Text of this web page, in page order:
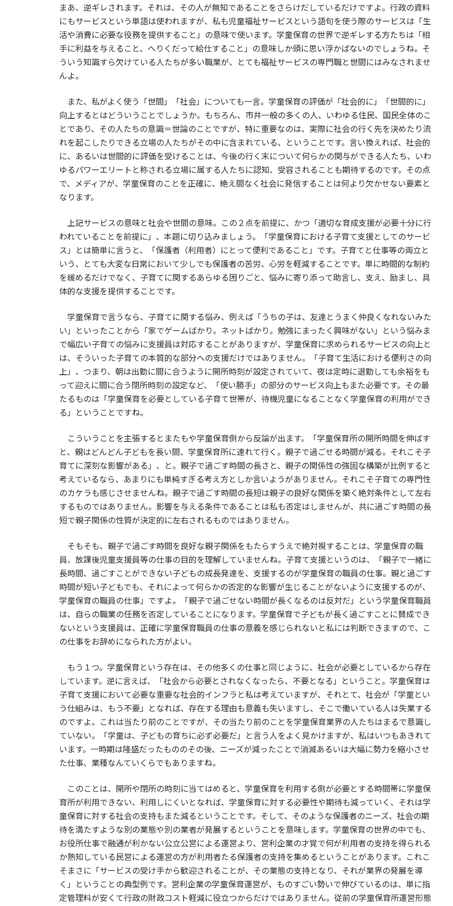
まあ、逆ギレされます。それは、その人が無知であることをさらけだしているだけですよ。行政の資料
にもサービスという単語は使われますが、私も児童福祉サービスという語句を使う際のサービスは「生
活や消費に必要な役務を提供すること」の意味で使います。学童保育の世界で逆ギレする方たちは「相
手に利益を与えること、へりくだって給仕すること」の意味しか頭に思い浮かばないのでしょうね。そ
ういう知識すら欠けている人たちが多い職業が、とても福祉サービスの専門職と世間にはみなされませ
んよ。
また、私がよく使う「世間」「社会」についても一言。学童保育の評価が「社会的に」「世間的に」
向上するとはどういうことでしょうか。もちろん、市井一般の多くの人、いわゆる住民、国民全体のこ
とであり、その人たちの意識＝世論のことですが、特に重要なのは、実際に社会の行く先を決めたり流
れを起こしたりできる立場の人たちがその中に含まれている、ということです。言い換えれば、社会的
に、あるいは世間的に評価を受けることは、今後の行く末について何らかの関与ができる人たち、いわ
ゆるパワーエリートと称される立場に属する人たちに認知、受容されることも期待するのです。その点
で、メディアが、学童保育のことを正確に、絶え間なく社会に発信することは何より欠かせない要素と
なります。
上記サービスの意味と社会や世間の意味。この２点を前提に、かつ「適切な育成支援が必要十分に行
われていることを前提に」、本題に切り込みましょう。「学童保育における子育て支援としてのサービ
ス」とは簡単に言うと、「保護者（利用者）にとって便利であること」です。子育てと仕事等の両立と
いう、とても大変な日常において少しでも保護者の苦労、心労を軽減することです。単に時間的な制約
を緩めるだけでなく、子育てに関するあらゆる困りごと、悩みに寄り添って助言し、支え、励まし、具
体的な支援を提供することです。
学童保育で言うなら、子育てに関する悩み、例えば「うちの子は、友達とうまく仲良くなれないみた
い」といったことから「家でゲームばかり。ネットばかり。勉強にまったく興味がない」という悩みま
で幅広い子育ての悩みに支援員は対応することがありますが、学童保育に求められるサービスの向上と
は、そういった子育ての本質的な部分への支援だけではありません。「子育て生活における便利さの向
上」、つまり、朝は出勤に間に合うように開所時刻が設定されていて、夜は定時に退勤しても余裕をも
って迎えに間に合う閉所時刻の設定など、「使い勝手」の部分のサービス向上もまた必要です。その最
たるものは「学童保育を必要としている子育て世帯が、待機児童になることなく学童保育の利用ができ
る」ということですね。
こういうことを主張するとまたもや学童保育側から反論が出ます。「学童保育所の開所時間を伸ばす
と、親はどんどん子どもを長い間、学童保育所に連れて行く。親子で過ごせる時間が減る。それこそ子
育てに深刻な影響がある」、と。親子で過ごす時間の長さと、親子の関係性の強固な構築が比例すると
考えているなら、あまりにも単純すぎる考え方としか言いようがありません。それこそ子育ての専門性
のカケラも感じさせませんね。親子で過ごす時間の長短は親子の良好な関係を築く絶対条件として左右
するものではありません。影響を与える条件であることは私も否定はしませんが、共に過ごす時間の長
短で親子関係の性質が決定的に左右されるものではありません。
そもそも、親子で過ごす時間を良好な親子関係をもたらすうえで絶対視することは、学童保育の職
員、放課後児童支援員等の仕事の目的を理解していませんね。子育て支援というのは、「親子で一緒に
長時間、過ごすことができない子どもの成長発達を、支援するのが学童保育の職員の仕事。親と過ごす
時間が短い子どもでも、それによって何らかの否定的な影響が生じることがないように支援するのが、
学童保育の職員の仕事」ですよ。「親子で過ごせない時間が長くなるのは反対だ」という学童保育職員
は、自らの職業の任務を否定していることになります。学童保育で子どもが長く過ごすことに賛成でき
ないという支援員は、正確に学童保育職員の仕事の意義を感じられないと私には判断できますので、こ
の仕事をお辞めになられた方がよい。
もう１つ。学童保育という存在は、その他多くの仕事と同じように、社会が必要としているから存在
しています。逆に言えば、「社会から必要とされなくなったら、不要となる」ということ。学童保育は
子育て支援において必要な重要な社会的インフラと私は考えていますが、それとて、社会が「学童とい
う仕組みは、もう不要」となれば、存在する理由も意義も失いますし、そこで働いている人は失業する
のですよ。これは当たり前のことですが、その当たり前のことを学童保育業界の人たちはまるで意識し
ていない。「学童は、子どもの育ちに必ず必要だ」と言う人をよく見かけますが、私はいつもあきれて
います。一時期は隆盛だったもののその後、ニーズが減ったことで消滅あるいは大幅に勢力を縮小させ
た仕事、業種なんていくらでもありますね。
このことは、開所や閉所の時刻に当てはめると、学童保育を利用する側が必要とする時間帯に学童保
育所が利用できない、利用しにくいとなれば、学童保育に対する必要性や期待も減っていく、それは学
童保育に対する社会の支持もまた減るということです。そして、そのような保護者のニーズ、社会の期
待を満たすような別の業態や別の業者が発展するということを意味します。学童保育の世界の中でも、
お役所仕事で融通が利かない公立公営による運営より、営利企業の才覚で何が利用者の支持を得られる
か熟知している民営による運営の方が利用者たる保護者の支持を集めるということがあります。これこ
そまさに「サービスの受け手から歓迎されることが、その業態の支持となり、それが業界の発展を導
く」ということの典型例です。営利企業の学童保育運営が、ものすごい勢いで伸びているのは、単に指
定管理料が安くて行政の財政コスト軽減に役立つからだけではありません。従前の学童保育所運営形態